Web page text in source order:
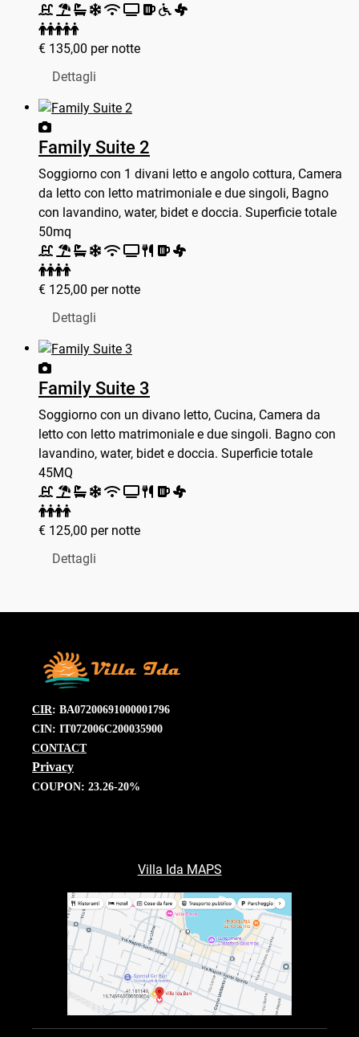
€ 135,00 per notte
Dettagli
Family Suite 2
Soggiorno con 1 divani letto e angolo cottura, Camera
da letto con letto matrimoniale e due singoli, Bagno
con lavandino, water, bidet e doccia. Superficie totale
50mq
€ 125,00 per notte
Dettagli
Family Suite 3
Soggiorno con un divano letto, Cucina, Camera da
letto con letto matrimoniale e due singoli. Bagno con
lavandino, water, bidet e doccia. Superficie totale
45MQ
€ 125,00 per notte
Dettagli
CIR: BA07200691000001796
CIN: IT072006C200035900
CONTACT
Privacy
COUPON: 23.26-20%
Villa Ida MAPS